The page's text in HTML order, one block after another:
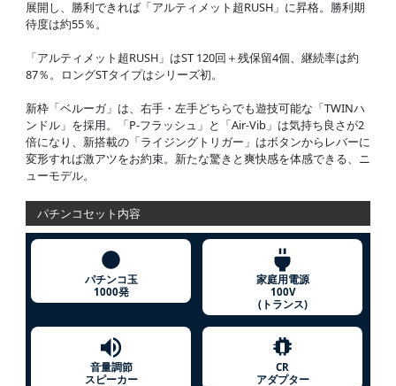
展開し、勝利できれば「アルティメット超RUSH」に昇格。勝利期
待度は約55％。
「アルティメット超RUSH」はST 120回＋残保留4個、継続率は約
87％。ロングSTタイプはシリーズ初。
新枠「ベルーガ」は、右手・左手どちらでも遊技可能な「TWINハ
ンドル」を採用。「P-フラッシュ」と「Air-Vib」は気持ち良さが2
倍になり、新搭載の「ライジングトリガー」はボタンからレバーに
変形すれば激アツをお約束。新たな驚きと爽快感を体感できる、ニ
ューモデル。
パチンコセット内容
パチンコ玉
1000発
家庭用電源
100V
(トランス)
音量調節
スピーカー
CR
アダプター